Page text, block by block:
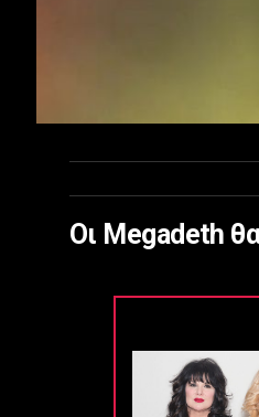
Οι Megadeth